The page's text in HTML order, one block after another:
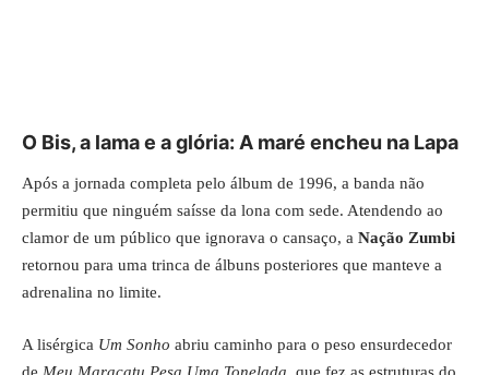
O Bis, a lama e a glória: A maré encheu na Lapa
Após a jornada completa pelo álbum de 1996, a banda não
permitiu que ninguém saísse da lona com sede. Atendendo ao
clamor de um público que ignorava o cansaço, a Nação Zumbi
retornou para uma trinca de álbuns posteriores que manteve a
adrenalina no limite.
A lisérgica Um Sonho abriu caminho para o peso ensurdecedor
de Meu Maracatu Pesa Uma Tonelada , que fez as estruturas do